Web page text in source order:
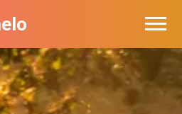
in Almelo